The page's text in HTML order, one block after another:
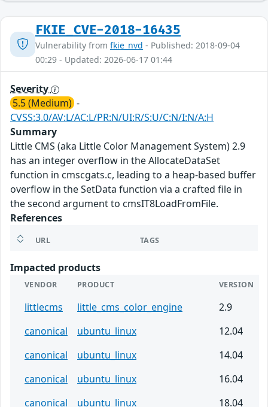
FKIE_CVE-2018-16435
Vulnerability from fkie_nvd - Published: 2018-09-04
00:29 - Updated: 2026-06-17 01:44
Severity
5.5 (Medium) -
CVSS:3.0/AV:L/AC:L/PR:N/UI:R/S:U/C:N/I:N/A:H
Summary
Little CMS (aka Little Color Management System) 2.9
has an integer overflow in the AllocateDataSet
function in cmscgats.c, leading to a heap-based buffer
overflow in the SetData function via a crafted file in
the second argument to cmsIT8LoadFromFile.
References
URL TAGS
Impacted products
VENDOR PRODUCT VERSION
littlecms little_cms_color_engine
2.9
canonical
ubuntu_linux
12.04
canonical
ubuntu_linux
14.04
canonical
ubuntu_linux
16.04
canonical
ubuntu_linux 18.04